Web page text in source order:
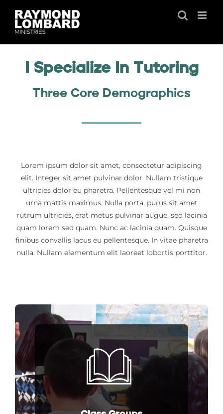
content
I Specialize In Tutoring
Three Core Demographics
Lorem ipsum dolor sit amet, consectetur adipiscing
elit. Integer sit amet pulvinar dolor. Nullam tristique
ultricies dolor eu pharetra. Pellentesque vel mi non
urna mattis maximus. Nulla porta, purus sit amet
rutrum ultricies, erat metus pulvinar augue, sed lacinia
quam lorem sed quam. Nunc ac lacinia quam. Quisque
finibus convallis lacus eu pellentesque. In vitae pharetra
nulla. Nullam elementum elit laoreet lobortis porttitor.